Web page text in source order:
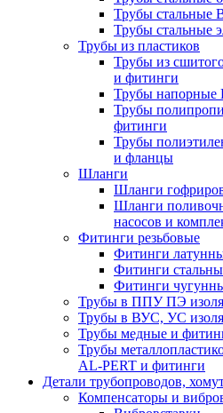
Трубы стальные
Трубы стальные
Трубы из пластиков
Трубы из
и фитинги
Трубы
Трубы
фитинги
Трубы
и фланцы
Шланги
Шланги
Шланги
насосов и
Фитинги резьбовые
Фитинги
Фитинги
Фитинги
Трубы в ППУ ПЭ
Трубы в ВУС, УС
Трубы медные и
Трубы
AL-PERT и фитинги
Детали трубопроводов,
Компенсаторы и